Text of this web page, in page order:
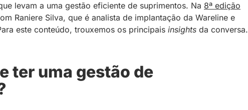
levam a uma gestão eficiente de suprimentos. Na 8ª edição
Raniere Silva, que é analista de implantação da Wareline e
este conteúdo, trouxemos os principais insights da conversa.
ter uma gestão de